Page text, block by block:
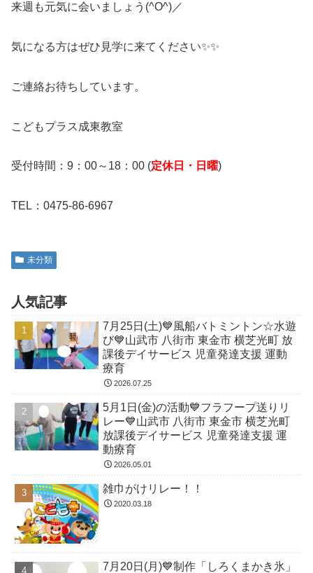
来週も元気に会いましょう(^O^)／
気になる方はぜひ見学に来てください✨✨
ご連絡お待ちしています。
こどもプラス成東教室
受付時間：9：00～18：00 (定休日・日曜)
TEL：0475-86-6967
未分類
人気記事
7月25日(土)💙風船バトミントン☆水遊
び💙山武市 八街市 東金市 横芝光町 放
課後デイサービス 児童発達支援 運動
療育
2026.07.25
5月1日(金)の活動💙フラフープ送りリ
レー💙山武市 八街市 東金市 横芝光町
放課後デイサービス 児童発達支援 運
動療育
2026.05.01
雑巾がけリレー！！
2020.03.18
7月20日(月)💙制作「しろくまかき氷」